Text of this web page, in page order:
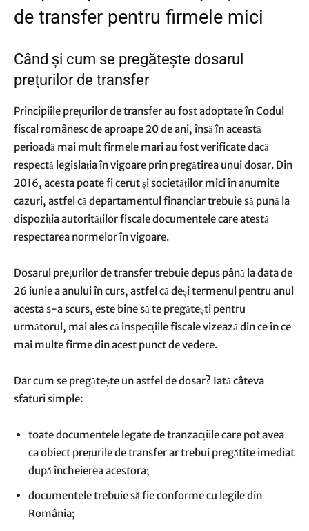
de transfer pentru firmele mici
Când și cum se pregătește dosarul
prețurilor de transfer
Principiile prețurilor de transfer au fost adoptate în Codul
fiscal românesc de aproape 20 de ani, însă în această
perioadă mai mult firmele mari au fost verificate dacă
respectă legislația în vigoare prin pregătirea unui dosar. Din
2016, acesta poate fi cerut și societăților mici în anumite
cazuri, astfel că departamentul financiar trebuie să pună la
dispoziția autorităților fiscale documentele care atestă
respectarea normelor în vigoare.
Dosarul prețurilor de transfer trebuie depus până la data de
26 iunie a anului în curs, astfel că deși termenul pentru anul
acesta s-a scurs, este bine să te pregătești pentru
următorul, mai ales că inspecțiile fiscale vizează din ce în ce
mai multe firme din acest punct de vedere.
Dar cum se pregătește un astfel de dosar? Iată câteva
sfaturi simple:
toate documentele legate de tranzacțiile care pot avea
ca obiect prețurile de transfer ar trebui pregătite imediat
după încheierea acestora;
documentele trebuie să fie conforme cu legile din
România;